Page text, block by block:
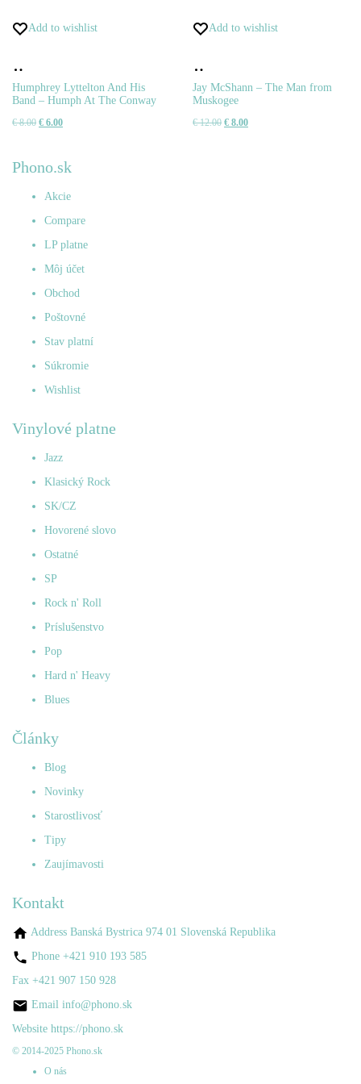
Add to wishlist
do
Humphrey Lyttelton And His
Band – Humph At The Conway
€8.00 Pôvodná
€ 6.00Aktuálna
je:
Add to wishlist
do
Jay McShann – The Man from
Muskogee
€12.00 Pôvodná
€ 8.00Aktuálna
Phono.sk
Akcie
Compare
LP platne
Môj účet
Obchod
Poštovné
Stav platní
Súkromie
Wishlist
Vinylové platne
Jazz
Klasický Rock
SK/CZ
Hovorené slovo
Ostatné
SP
Rock n' Roll
Príslušenstvo
Pop
Hard n' Heavy
Blues
Články
Blog
Novinky
Starostlivosť
Tipy
Zaujímavosti
Kontakt
Address Banská Bystrica 974 01 Slovenská Republika
Phone +421 910 193 585
Fax +421 907 150 928
Email info@phono.sk
Website https://phono.sk
© 2014-2025 Phono.sk
O nás